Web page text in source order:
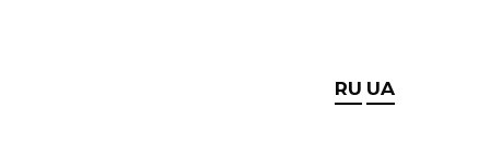
RU UA